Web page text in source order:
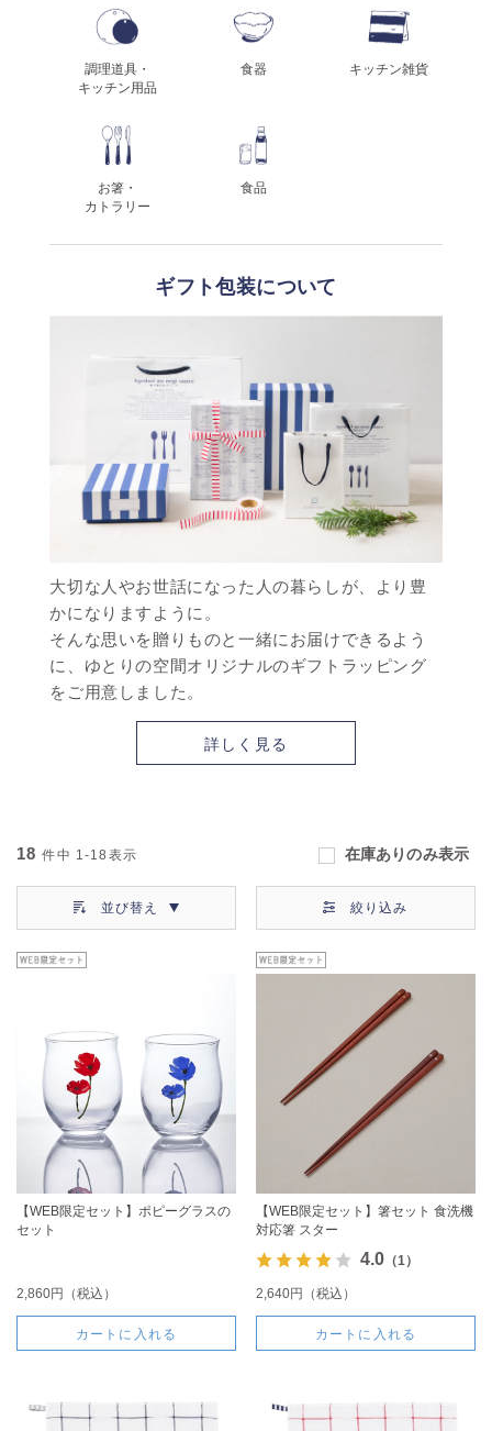
調理道具・
キッチン用品
食器 キッチン雑貨
お箸・
カトラリー
食品
ギフト包装について
大切な人やお世話になった人の暮らしが、より豊
かになりますように。
そんな思いを贈りものと一緒にお届けできるよう
に、ゆとりの空間オリジナルのギフトラッピング
をご用意しました。
詳しく見る
18 件中 1-18 表示 在庫ありのみ表示
並び替え 絞り込み
【WEB限定セット】ポピーグラスの
セット
2,860円（税込）
カートに入れる
【WEB限定セット】箸セット 食洗機
対応箸 スター
4.0（1）
2,640円（税込）
カートに入れる